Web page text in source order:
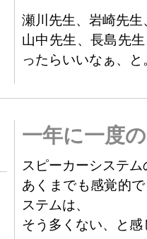
瀬川先生、岩崎先
山中先生、長島先
ったらいいなぁ、と
一年に一度
スピーカーシステ
あくまでも感覚的
ステムは、
そう多くない、と感